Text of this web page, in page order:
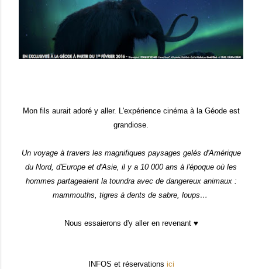
Mon fils aurait adoré y aller. L'expérience cinéma à la Géode est
grandiose.
Un voyage à travers les magnifiques paysages gelés d'Amérique
du Nord, d'Europe et d'Asie, il y a 10 000 ans à l'époque où les
hommes partageaient la toundra avec de dangereux animaux :
mammouths, tigres à dents de sabre, loups…
Nous essaierons d'y aller en revenant ♥
INFOS et réservations ici